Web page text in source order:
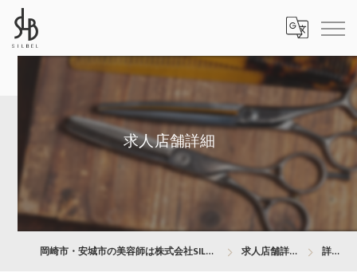
求人店舗詳細
岡崎市・安城市の美容師は株式会社SILBEL 求人店舗詳細 詳細